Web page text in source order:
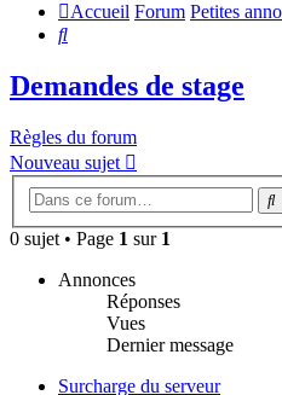
Accueil Forum Petites
Rechercher
Demandes de stage
Règles du forum
Nouveau sujet
0 sujet • Page 1 sur 1
Annonces
Réponses
Vues
Dernier message
Surcharge du serveur